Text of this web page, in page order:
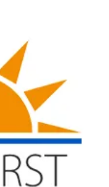
を円滑に進めるコ
具体的な手順
与の関係を解説
不動産売却方法
する流れと注意点
実的な対処法
金トラブル回避策